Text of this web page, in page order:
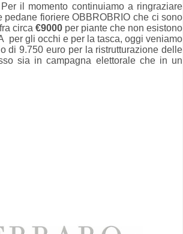
il momento continuiamo a ringraziare
pedane fioriere OBBROBRIO che ci sono
circa €9000 per piante che non esistono
per gli occhi e per la tasca, oggi veniamo
di 9.750 euro per la ristrutturazione delle
sia in campagna elettorale che in un